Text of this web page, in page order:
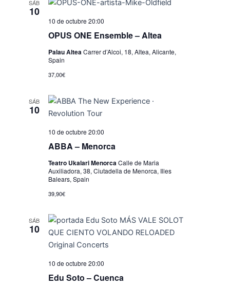
SÁB
10
OPUS ONE Ensemble – Altea
10 de octubre 20:00
Palau Altea Carrer d’Alcoi, 18, Altea, Alicante,
Spain
37,00€
SÁB
10
ABBA – Menorca
10 de octubre 20:00
Teatro Ukalari Menorca Calle de Maria
Auxiliadora, 38, Ciutadella de Menorca, Illes
Balears, Spain
39,90€
SÁB
10
Edu Soto – Cuenca
10 de octubre 20:00